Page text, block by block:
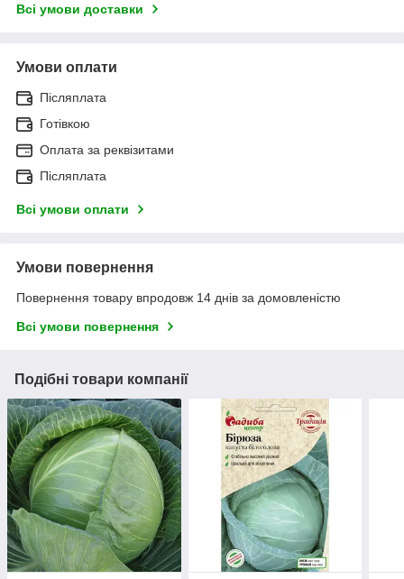
Всі умови доставки
Умови оплати
Післяплата
Готівкою
Оплата за реквізитами
Післяплата
Всі умови оплати
Умови повернення
Повернення товару впродовж 14 днів за домовленістю
Всі умови повернення
Подібні товари компанії